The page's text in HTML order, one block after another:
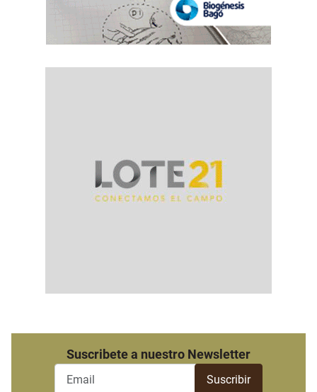
Suscribete a nuestro Newsletter